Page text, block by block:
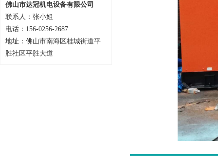
佛山市达冠机电设备有限公司
联系人：张小姐
电话：156-0256-2687
地址：佛山市南海区桂城街道平
胜社区平胜大道